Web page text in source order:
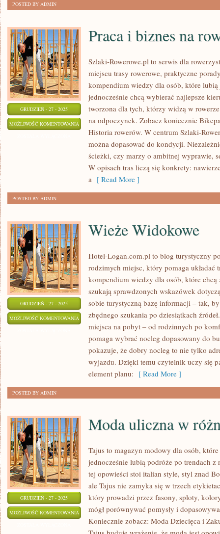
POSTED BY ADMIN
GRUDZIEŃ - 27 - 2025
MOŻLIWOŚĆ KOMENTOWANIA PRACA
BIZNES
ROWERZE
Praca i biznes na
Szlaki-Rowerowe.pl to serwis dla
miejscu trasy rowerowe, praktyczne
kompendium wiedzy dla osób, które
jednocześnie chcą wybierać najlepsze
tworzona dla tych, którzy widzą w
na odpoczynek. Zobacz koniecznie
Historia rowerów. W centrum Szlaki-
można dopasować do kondycji.
ścieżki, czy marzy o ambitnej wyprawie,
W opisach tras liczą się konkrety:
a [ Read More ]
POSTED BY ADMIN
GRUDZIEŃ - 27 - 2025
MOŻLIWOŚĆ KOMENTOWANIA WIEŻE
WIDOKOWE
Wieże Widokowe
Hotel-Logan.com.pl to blog turystyczny
rodzimych miejsc, który pomaga układać
kompendium wiedzy dla osób, które
szukają sprawdzonych wskazówek
sobie turystyczną bazę informacji – tak,
zbędnego szukania po dziesiątkach
miejsca na pobyt – od rodzinnych po
pomaga wybrać nocleg dopasowany do
pokazuje, że dobry nocleg to nie tylko
wyjazdu. Dzięki temu czytelnik uczy się
element planu: [ Read More ]
POSTED BY ADMIN
GRUDZIEŃ - 27 - 2025
MOŻLIWOŚĆ KOMENTOWANIA MODA
ULICZNA
Moda uliczna w
Tajus to magazyn modowy dla osób,
jednocześnie lubią podróże po trendach
tej opowieści stoi italian style, styl znad
ale Tajus nie zamyka się w trzech
który prowadzi przez fasony, sploty,
mógł porównywać pomysły i
Koniecznie zobacz: Moda Dziecięca i